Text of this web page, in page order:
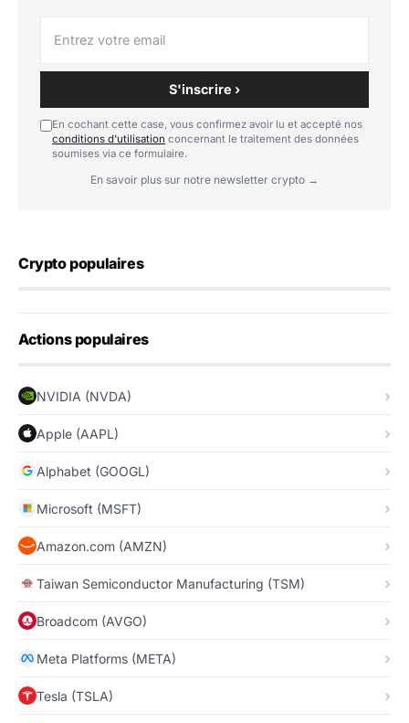
S'inscrire ›
En cochant cette case, vous confirmez avoir lu et accepté nos
conditions d'utilisation concernant le traitement des données
soumises via ce formulaire.
En savoir plus sur notre newsletter crypto →
Crypto populaires
Actions populaires
NVIDIA (NVDA)
Apple (AAPL)
Alphabet (GOOGL)
Microsoft (MSFT)
Amazon.com (AMZN)
Taiwan Semiconductor Manufacturing (TSM)
Broadcom (AVGO)
Meta Platforms (META)
Tesla (TSLA)